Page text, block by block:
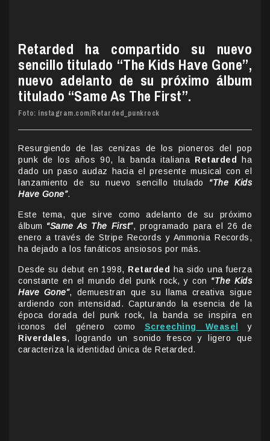
Retarded ha compartido su nuevo
sencillo titulado “The Kids Have Gone”,
nuevo adelanto de su próximo álbum
titulado “Same As The First”.
Foto: instagram.com/Retarded_punkrock
Resurgiendo de las cenizas de los pioneros del pop
punk de los años 90, la banda italiana Retarded
ha
dado un paso audaz hacia el presente musical con el
lanzamiento de su nuevo sencillo titulado “The Kids
Have Gone”.
Este tema, que sirve como adelanto de su próximo
álbum “Same As The First”, programado para el 26 de
enero a través de Stripe Records y Ammonia Records,
ha dejado a los fanáticos ansiosos por más.
Desde su debut en 1998, Retarded
ha sido una fuerza
constante en el mundo del punk rock, y con “The Kids
Have Gone”, demuestran que su llama creativa sigue
ardiendo con intensidad. Capturando la esencia de la
época dorada del punk rock, la banda se inspira en
iconos del género como Screeching Weasel
y
Riverdales, logrando un sonido fresco y ligero que
caracteriza la identidad única de Retarded.